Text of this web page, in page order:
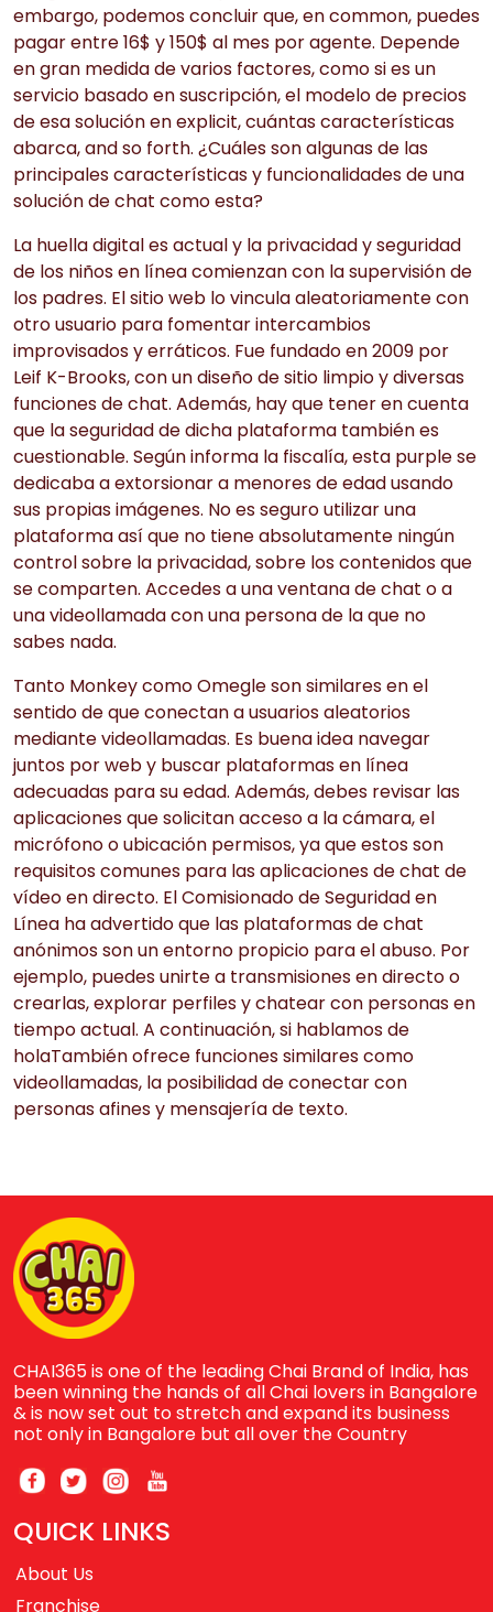
embargo, podemos concluir que, en common, puedes
pagar entre 16$ y 150$ al mes por agente. Depende
en gran medida de varios factores, como si es un
servicio basado en suscripción, el modelo de precios
de esa solución en explicit, cuántas características
abarca, and so forth. ¿Cuáles son algunas de las
principales características y funcionalidades de una
solución de chat como esta?
La huella digital es actual y la privacidad y seguridad
de los niños en línea comienzan con la supervisión de
los padres. El sitio web lo vincula aleatoriamente con
otro usuario para fomentar intercambios
improvisados ​​y erráticos. Fue fundado en 2009 por
Leif K-Brooks, con un diseño de sitio limpio y diversas
funciones de chat. Además, hay que tener en cuenta
que la seguridad de dicha plataforma también es
cuestionable. Según informa la fiscalía, esta purple se
dedicaba a extorsionar a menores de edad usando
sus propias imágenes. No es seguro utilizar una
plataforma así que no tiene absolutamente ningún
control sobre la privacidad, sobre los contenidos que
se comparten. Accedes a una ventana de chat o a
una videollamada con una persona de la que no
sabes nada.
Tanto Monkey como Omegle son similares en el
sentido de que conectan a usuarios aleatorios
mediante videollamadas. Es buena idea navegar
juntos por web y buscar plataformas en línea
adecuadas para su edad. Además, debes revisar las
aplicaciones que solicitan acceso a la cámara, el
micrófono o ubicación permisos, ya que estos son
requisitos comunes para las aplicaciones de chat de
vídeo en directo. El Comisionado de Seguridad en
Línea ha advertido que las plataformas de chat
anónimos son un entorno propicio para el abuso. Por
ejemplo, puedes unirte a transmisiones en directo o
crearlas, explorar perfiles y chatear con personas en
tiempo actual. A continuación, si hablamos de
holaTambién ofrece funciones similares como
videollamadas, la posibilidad de conectar con
personas afines y mensajería de texto.
CHAI365 is one of the leading Chai Brand of India, has
been winning the hands of all Chai lovers in Bangalore
& is now set out to stretch and expand its business
not only in Bangalore but all over the Country
QUICK LINKS
About Us
Franchise